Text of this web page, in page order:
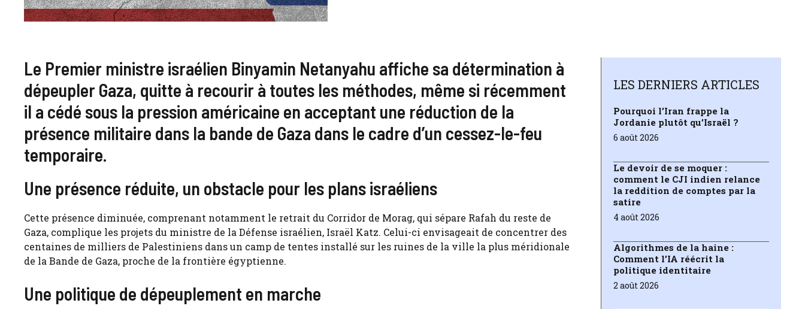
Le Premier ministre israélien Binyamin Netanyahu affiche sa détermination à
dépeupler Gaza, quitte à recourir à toutes les méthodes, même si récemment
il a cédé sous la pression américaine en acceptant une réduction de la
présence militaire dans la bande de Gaza dans le cadre d’un cessez-le-feu
temporaire.
Une présence réduite, un obstacle pour les plans israéliens
Cette présence diminuée, comprenant notamment le retrait du Corridor de Morag, qui sépare Rafah du reste de
Gaza, complique les projets du ministre de la Défense israélien, Israël Katz. Celui-ci envisageait de concentrer des
centaines de milliers de Palestiniens dans un camp de tentes installé sur les ruines de la ville la plus méridionale
de la Bande de Gaza, proche de la frontière égyptienne.
Une politique de dépeuplement en marche
LES DERNIERS ARTICLES
Pourquoi l’Iran frappe la
Jordanie plutôt qu’Israël ?
6 août 2026
Le devoir de se moquer :
comment le CJI indien relance
la reddition de comptes par la
satire
4 août 2026
Algorithmes de la haine :
Comment l’IA réécrit la
politique identitaire
2 août 2026